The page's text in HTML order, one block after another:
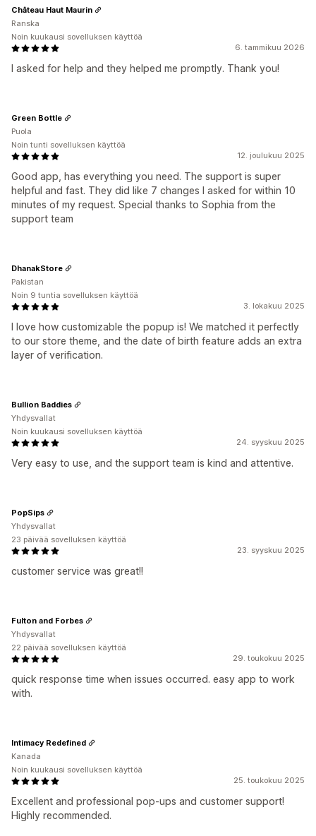
6. tammikuu 2026
I asked for help and they helped me promptly. Thank you!
Château Haut Maurin
Ranska
Noin kuukausi sovelluksen käyttöä
12. joulukuu 2025
Good app, has everything you need. The support is super
helpful and fast. They did like 7 changes I asked for within 10
minutes of my request. Special thanks to Sophia from the
support team
Green Bottle
Puola
Noin tunti sovelluksen käyttöä
3. lokakuu 2025
I love how customizable the popup is! We matched it perfectly
to our store theme, and the date of birth feature adds an extra
layer of verification.
DhanakStore
Pakistan
Noin 9 tuntia sovelluksen käyttöä
24. syyskuu 2025
Very easy to use, and the support team is kind and attentive.
Bullion Baddies
Yhdysvallat
Noin kuukausi sovelluksen käyttöä
23. syyskuu 2025
customer service was great!!
PopSips
Yhdysvallat
23 päivää sovelluksen käyttöä
29. toukokuu 2025
quick response time when issues occurred. easy app to work
with.
Fulton and Forbes
Yhdysvallat
22 päivää sovelluksen käyttöä
25. toukokuu 2025
Excellent and professional pop-ups and customer support!
Highly recommended.
Intimacy Redefined
Kanada
Noin kuukausi sovelluksen käyttöä